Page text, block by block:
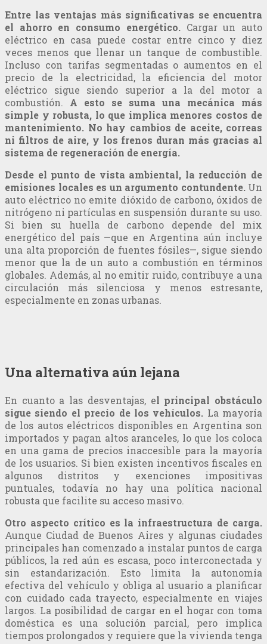
Entre las ventajas más significativas se encuentra
el ahorro en consumo energético.Cargar un auto
eléctrico en casa puede costar entre cinco y diez
veces menos que llenar un tanque de combustible.
Incluso con tarifas segmentadas o aumentos en el
precio de la electricidad, la eficiencia del motor
eléctrico sigue siendo superior a la del motor a
combustión. A esto se suma una mecánica más
simple y robusta, lo que implica menores costos de
mantenimiento. No hay cambios de aceite, correas
ni filtros de aire, y los frenos duran más gracias al
sistema de regeneración de energía.
Desde el punto de vista ambiental, la reducción de
emisiones locales es un argumento contundente.Un
auto eléctrico no emite dióxido de carbono, óxidos de
nitrógeno ni partículas en suspensión durante su uso.
Si bien su huella de carbono depende del mix
energético del país —que en Argentina aún incluye
una alta proporción de fuentes fósiles—, sigue siendo
menor que la de un auto a combustión en términos
globales. Además, al no emitir ruido, contribuye a una
circulación más silenciosa y menos estresante,
especialmente en zonas urbanas.
Una alternativa aún lejana
En cuanto a las desventajas, el principal obstáculo
sigue siendo el precio de los vehículos. La mayoría
de los autos eléctricos disponibles en Argentina son
importados y pagan altos aranceles, lo que los coloca
en una gama de precios inaccesible para la mayoría
de los usuarios. Si bien existen incentivos fiscales en
algunos distritos y exenciones impositivas
puntuales, todavía no hay una política nacional
robusta que facilite su acceso masivo.
Otro aspecto crítico es la infraestructura de carga.
Aunque Ciudad de Buenos Aires y algunas ciudades
principales han comenzado a instalar puntos de carga
públicos, la red aún es escasa, poco interconectada y
sin estandarización. Esto limita la autonomía
efectiva del vehículo y obliga al usuario a planificar
con cuidado cada trayecto, especialmente en viajes
largos. La posibilidad de cargar en el hogar con toma
doméstica es una solución parcial, pero implica
tiempos prolongados y requiere que la vivienda tenga